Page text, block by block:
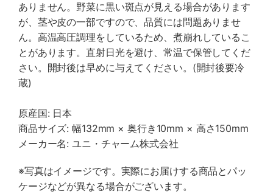
ありません。野菜に黒い斑点が見える場合があります
が、茎や皮の一部ですので、品質には問題ありませ
ん。高温高圧調理をしているため、煮崩れしているこ
とがあります。直射日光を避け、常温で保管してくだ
さい。開封後は早めに与えてください。(開封後要冷
蔵)
原産国: 日本
商品サイズ: 幅132mm × 奥行き10mm × 高さ150mm
メーカー名: ユニ・チャーム株式会社
※写真はイメージです。実際にお届けする商品とパッ
ケージなどが異なる場合がございます。